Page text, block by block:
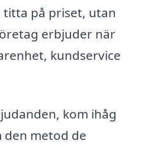
på priset, utan
erbjuder när
kundservice
kom ihåg
metod de